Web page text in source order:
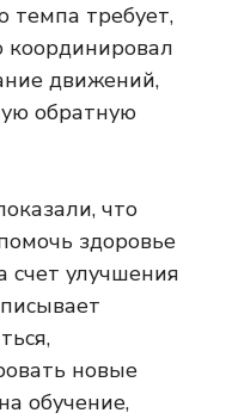
темпа требует,
координировал
движений,
обратную
что
здоровье
улучшения
новые
обучение,